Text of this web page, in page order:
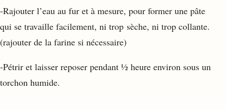
-Rajouter l’eau au fur et à mesure, pour former une pâte
qui se travaille facilement, ni trop sèche, ni trop collante.
(rajouter de la farine si nécessaire)
-Pétrir et laisser reposer pendant ½ heure environ sous un
torchon humide.